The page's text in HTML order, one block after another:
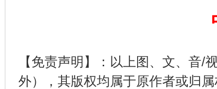
【免责声明】：以上图、文、音/
外），其版权均属于原作者或归